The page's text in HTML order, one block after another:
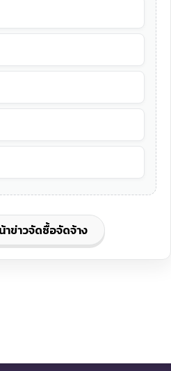
าข่าวจัดซื้อจัดจ้าง